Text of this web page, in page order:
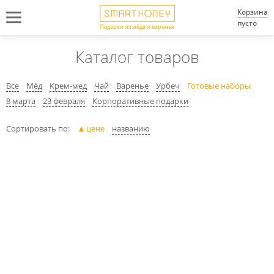
Подарки из мёда и варенья
Корзина
пусто
Каталог товаров
Все Мёд Крем-мед Чай Варенье Урбеч
Готовые наборы
8 марта
23 февраля Корпоративные подарки
Сортировать по: цене названию